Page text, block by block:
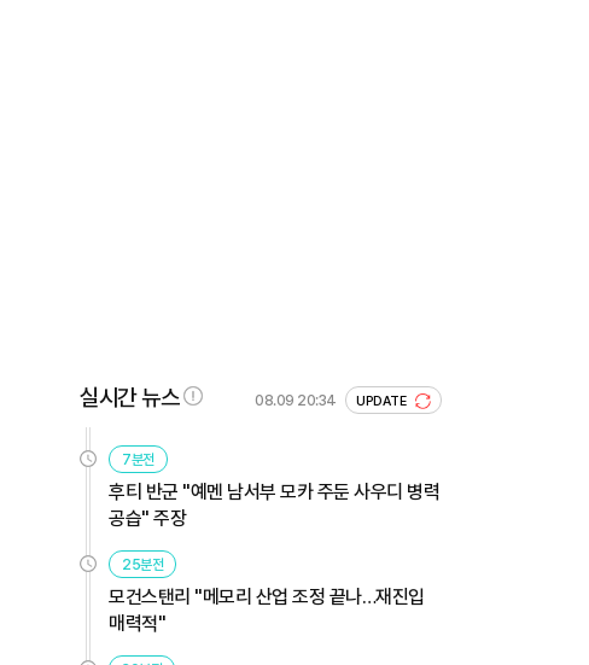
실시간 뉴스 08.09 20:34 UPDATE
7분전
후티 반군 "예멘 남서부 모카 주둔 사우디 병력
공습" 주장
25분전
모건스탠리 "메모리 산업 조정 끝나…재진입
매력적"